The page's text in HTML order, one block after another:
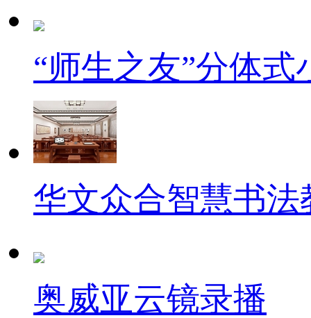
“师生之友”分体
华文众合智慧书法
奥威亚云镜录播